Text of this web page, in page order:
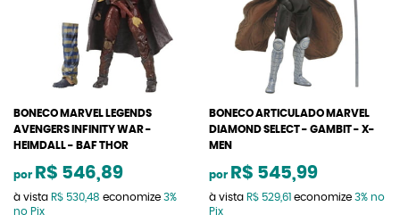
BONECO MARVEL LEGENDS
AVENGERS INFINITY WAR -
HEIMDALL - BAF THOR
por R$ 546,89
à vista R$ 530,48 economize 3%
no Pix
BONECO ARTICULADO MARVEL
DIAMOND SELECT - GAMBIT - X-
MEN
por R$ 545,99
à vista R$ 529,61 economize 3% no
Pix